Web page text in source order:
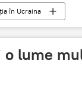
în Ucraina
o lume